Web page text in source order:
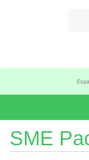
SME